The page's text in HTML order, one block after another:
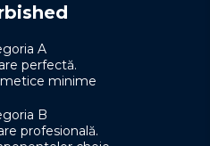
A
perfectă.
minime
B
profesională.